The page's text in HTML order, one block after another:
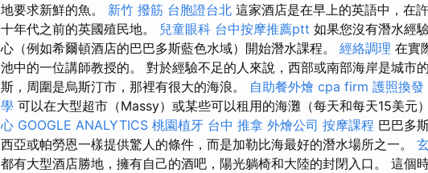
地要求新鮮的魚。 新竹 撥筋 台胞證台北 這家酒店是在早上的英語中，在
十年代之前的英國殖民地。 兒童眼科 台中按摩推薦ptt 如果您沒有潛水經
心（例如希爾頓酒店的巴巴多斯藍色水域）開始潛水課程。 經絡調理 在實
池中的一位講師教授的。 對於經驗不足的人來說，西部或南部海岸是城市
斯，周圍是烏斯汀市，那裡有很大的海浪。 自助餐外燴 cpa firm 護照換發
學 可以在大型超市（Massy）或某些可以租用的海灘（每天和每天15美元
心 GOOGLE ANALYTICS 桃園植牙 台中 推拿 外燴公司 按摩課程 巴巴多
西亞或帕勞恩一樣提供驚人的條件，而是加勒比海最好的潛水場所之一。
都有大型酒店勝地，擁有自己的酒吧，陽光躺椅和大陸的封閉入口。 這個